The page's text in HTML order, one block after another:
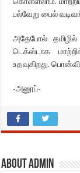
பல்வேறு பைல்
அதேபோல்
டெக்ஸ்டாக
உதவுகிறது.
-அனூப்-
About admin